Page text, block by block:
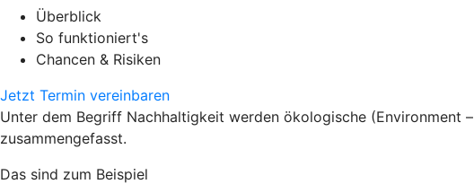
Überblick
So funktioniert's
Chancen & Risiken
Jetzt Termin vereinbaren
Unter dem Begriff Nachhaltigkeit werden ökologische (Environment –
zusammengefasst.
Das sind zum Beispiel